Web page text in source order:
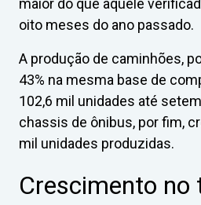
maior do que aquele
oito meses do ano passado.
A produção de caminhões,
43% na mesma base de
102,6 mil unidades até
chassis de ônibus, por fim,
mil unidades produzidas.
Crescimento no